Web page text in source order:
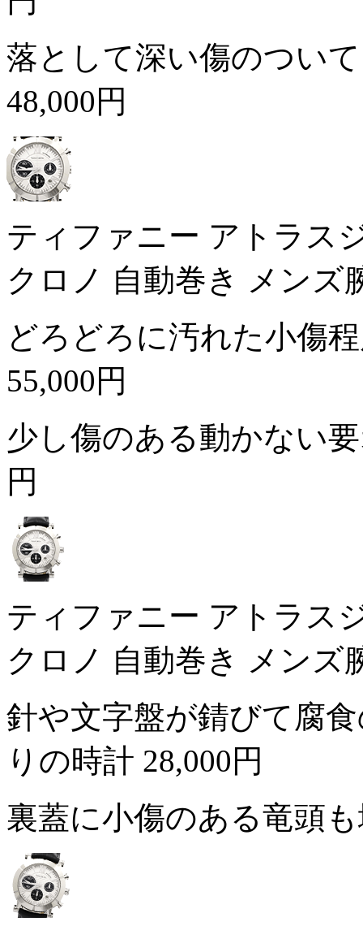
落として深い傷のつい
48,000円
ティファニー アトラス
クロノ 自動巻き メンズ
どろどろに汚れた小傷
55,000円
少し傷のある動かない
円
ティファニー アトラス
クロノ 自動巻き メンズ
針や文字盤が錆びて腐
りの時計 28,000円
裏蓋に小傷のある竜頭